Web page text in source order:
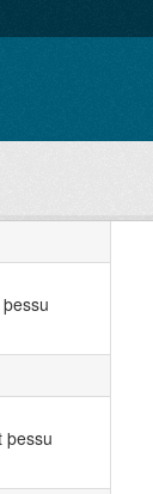
þessu